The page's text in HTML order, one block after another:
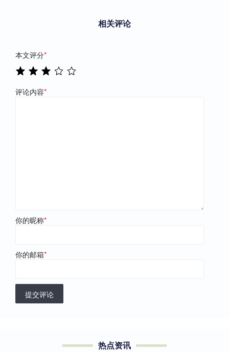
相关评论
本文评分*
评论内容*
你的昵称*
你的邮箱*
提交评论
热点资讯